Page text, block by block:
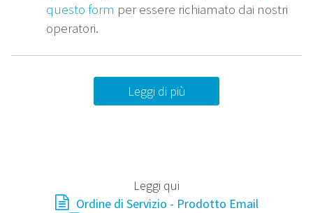
questo form per essere richiamato dai nostri
operatori.
Leggi di più
Leggi qui
Ordine di Servizio - Prodotto Email